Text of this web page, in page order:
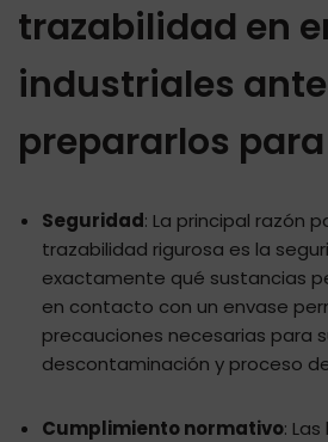
trazabilidad en
industriales
prepararlos
Seguridad: La principal razón
trazabilidad rigurosa es la
exactamente qué sustancias
en contacto con un envase
precauciones necesarias para
descontaminación y proceso
Cumplimiento normativo: